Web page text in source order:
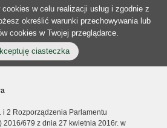
w celu realizacji usług i zgodnie z
określić warunki przechowywania lub
cookies w Twojej przeglądarce.
ciasteczka
i 2 Rozporządzenia Parlamentu
2016/679 z dnia 27 kwietnia 2016r. w